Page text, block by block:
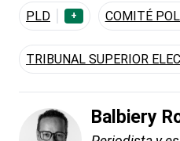
PLD
+ COMITÉ
TRIBUNAL SUPERIOR
Balbiery